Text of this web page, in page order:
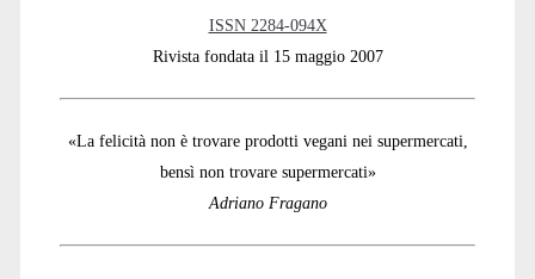
ISSN 2284-094X
Rivista fondata il 15 maggio 2007
«La felicità non è trovare prodotti vegani nei supermercati,
bensì non trovare supermercati»
Adriano Fragano